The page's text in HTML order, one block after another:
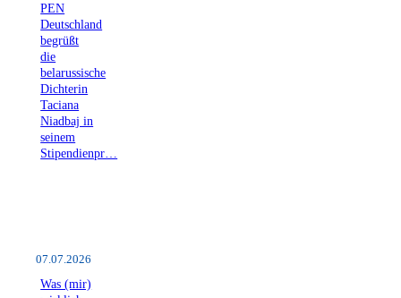
PEN
Deutschland
begrüßt
die
belarussische
Dichterin
Taciana
Niadbaj in
seinem
Stipendienpr…
07.07.2026
Was (mir)